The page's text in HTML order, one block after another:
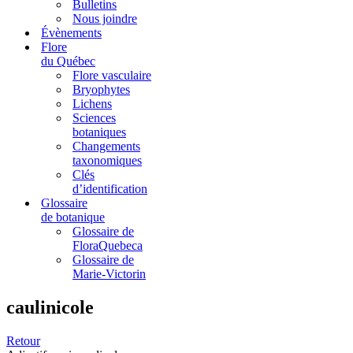
Bulletins
Nous joindre
Évènements
Flore
du Québec
Flore vasculaire
Bryophytes
Lichens
Sciences
botaniques
Changements
taxonomiques
Clés
d’identification
Glossaire
de botanique
Glossaire de
FloraQuebeca
Glossaire de
Marie-Victorin
caulinicole
Retour